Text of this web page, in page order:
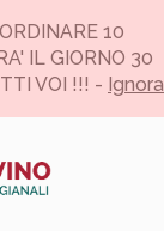
10
IL GIORNO 30
VOI !!! - Ignora